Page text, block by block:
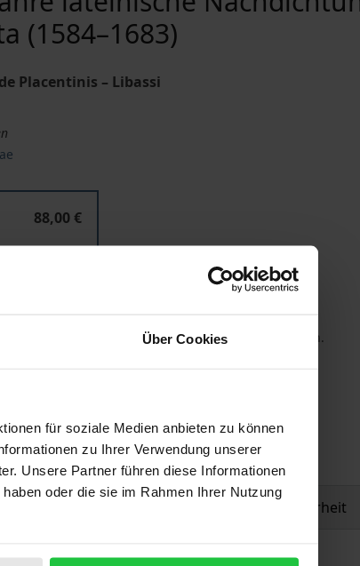
Über Cookies
für soziale Medien anbieten zu können
zu Ihrer Verwendung unserer
Unsere Partner führen diese Informationen
oder die sie im Rahmen Ihrer Nutzung
(1584–1683)
Placentinis – Libassi
88,00 €
Lieferadresse kann die MwSt. an der Kasse variieren.
Produktsicherheit